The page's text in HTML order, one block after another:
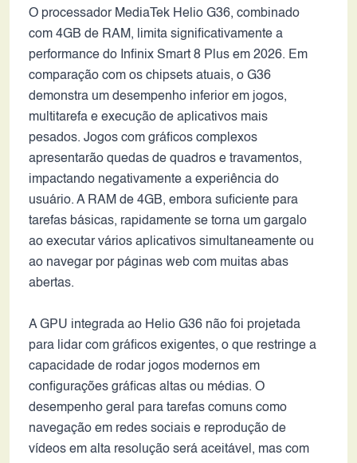
O processador MediaTek Helio G36, combinado
com 4GB de RAM, limita significativamente a
performance do Infinix Smart 8 Plus em 2026. Em
comparação com os chipsets atuais, o G36
demonstra um desempenho inferior em jogos,
multitarefa e execução de aplicativos mais
pesados. Jogos com gráficos complexos
apresentarão quedas de quadros e travamentos,
impactando negativamente a experiência do
usuário. A RAM de 4GB, embora suficiente para
tarefas básicas, rapidamente se torna um gargalo
ao executar vários aplicativos simultaneamente ou
ao navegar por páginas web com muitas abas
abertas.
A GPU integrada ao Helio G36 não foi projetada
para lidar com gráficos exigentes, o que restringe a
capacidade de rodar jogos modernos em
configurações gráficas altas ou médias. O
desempenho geral para tarefas comuns como
navegação em redes sociais e reprodução de
vídeos em alta resolução será aceitável, mas com